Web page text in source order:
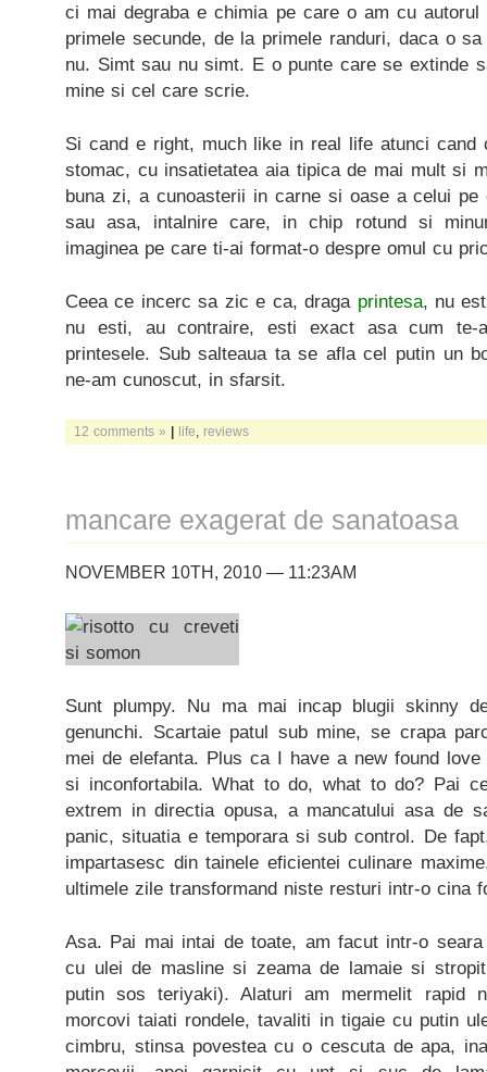
ci mai degraba e chimia pe care o am cu
primele secunde, de la primele randuri, daca o
nu. Simt sau nu simt. E o punte care se extinde
mine si cel care scrie.
Si cand e right, much like in real life atunci
stomac, cu insatietatea aia tipica de mai mult si
buna zi, a cunoasterii in carne si oase a celui
sau asa, intalnire care, in chip rotund si
imaginea pe care ti-ai format-o despre omul cu
Ceea ce incerc sa zic e ca, draga printesa, nu
nu esti, au contraire, esti exact asa cum te-
printesele. Sub salteaua ta se afla cel putin un
ne-am cunoscut, in sfarsit.
12 comments » | life reviews
mancare exagerat de sanatoasa
NOVEMBER 10TH, 2010 — 11:23AM
Sunt plumpy. Nu ma mai incap blugii skinny
genunchi. Scartaie patul sub mine, se crapa
mei de elefanta. Plus ca I have a new found
si inconfortabila. What to do, what to do? Pai
extrem in directia opusa, a mancatului asa de
panic, situatia e temporara si sub control. De
impartasesc din tainele eficientei culinare
ultimele zile transformand niste resturi intr-o cina
Asa. Pai mai intai de toate, am facut intr-o
cu ulei de masline si zeama de lamaie si
putin sos teriyaki). Alaturi am mermelit rapid
morcovi taiati rondele, tavaliti in tigaie cu putin
cimbru, stinsa povestea cu o cescuta de apa,